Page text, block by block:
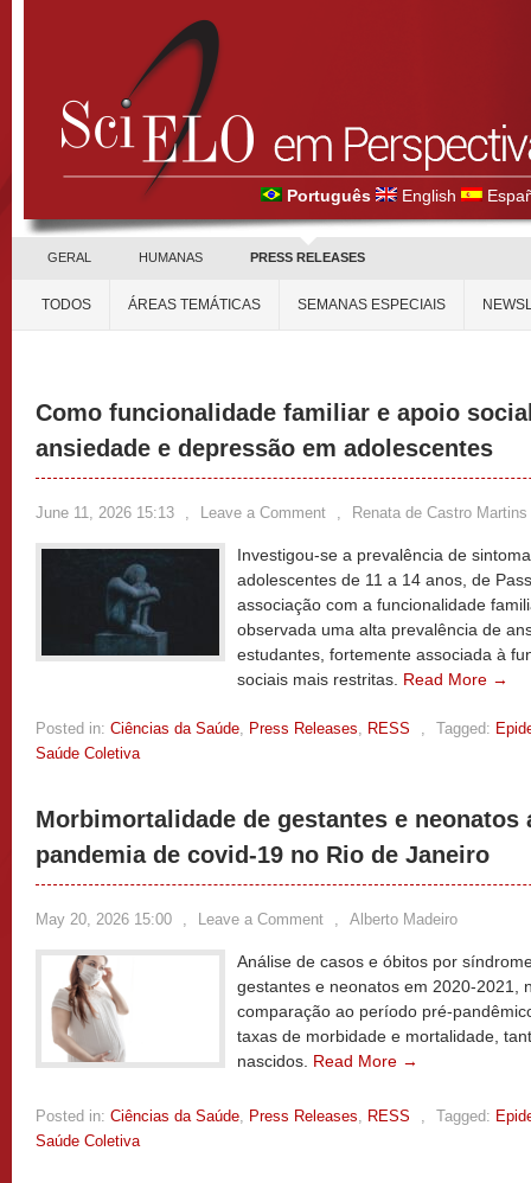
Português English
GERAL HUMANAS PRESS RELEASES
TODOS ÁREAS TEMÁTICAS SEMANAS ESPECIAIS
Como funcionalidade familiar e apoio
ansiedade e depressão em adolescentes
June 11, 2026 15:13 , Leave a Comment , Renata de Castro Martins
Investigou-se a prevalência de
adolescentes de 11 a 14 anos, de
associação com a funcionalidade
observada uma alta prevalência de
estudantes, fortemente associada à
sociais mais restritas. Read More →
Posted in: Ciências da Saúde, Press Releases, RESS , Tagged:
Saúde Coletiva
Morbimortalidade de gestantes e neonatos
pandemia de covid-19 no Rio de Janeiro
May 20, 2026 15:00 , Leave a Comment , Alberto Madeiro
Análise de casos e óbitos por
gestantes e neonatos em 2020-2021,
comparação ao período pré-
taxas de morbidade e mortalidade,
nascidos. Read More →
Posted in: Ciências da Saúde, Press Releases, RESS , Tagged:
Saúde Coletiva